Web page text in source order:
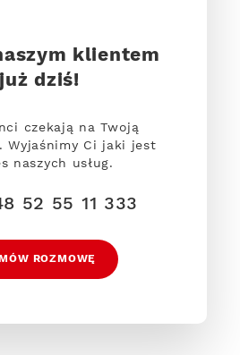
klientem
już dziś!
czekają na Twoją
Wyjaśnimy Ci jaki jest
naszych usług.
52 55 11 333
ROZMOWĘ